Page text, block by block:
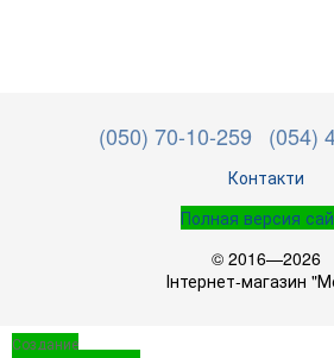
(050) 70-10-259 (054)
Контакти
Полная версия
© 2016—2026
Інтернет-магазин
Создание